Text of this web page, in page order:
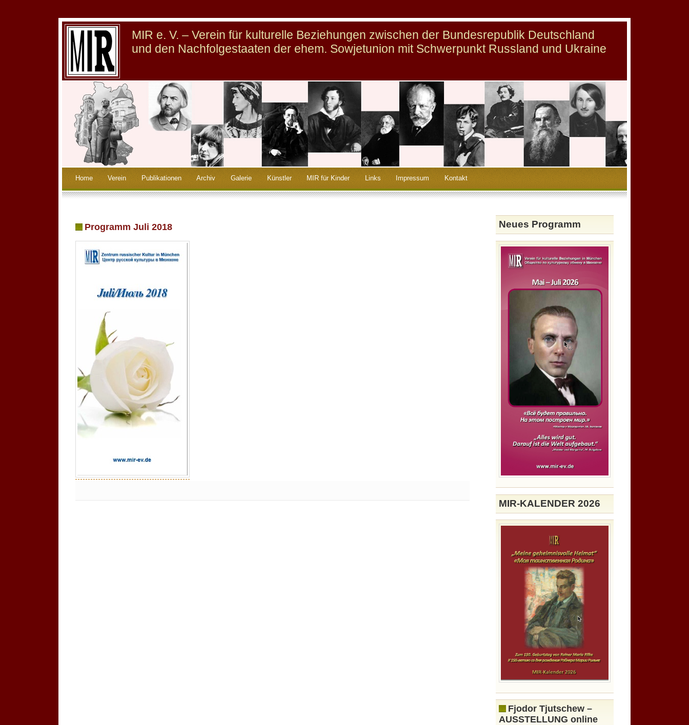
MIR e. V. – Verein für kulturelle Beziehungen zwischen der Bundesrepublik Deutschland
und den Nachfolgestaaten der ehem. Sowjetunion mit Schwerpunkt Russland und Ukraine
Home Verein Publikationen Archiv Galerie Künstler MIR für Kinder Links Impressum Kontakt
Programm Juli 2018 Neues Programm
MIR-KALENDER 2026
Fjodor Tjutschew –
AUSSTELLUNG online